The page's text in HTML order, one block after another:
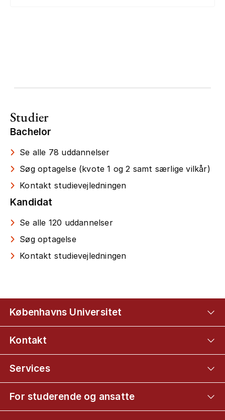
Studier
Bachelor
Se alle 78 uddannelser
Søg optagelse (kvote 1 og 2 samt særlige vilkår)
Kontakt studievejledningen
Kandidat
Se alle 120 uddannelser
Søg optagelse
Kontakt studievejledningen
Københavns Universitet
Kontakt
Services
For studerende og ansatte